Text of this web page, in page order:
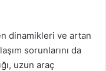
dinamikleri ve artan
sorunlarını da
uzun araç